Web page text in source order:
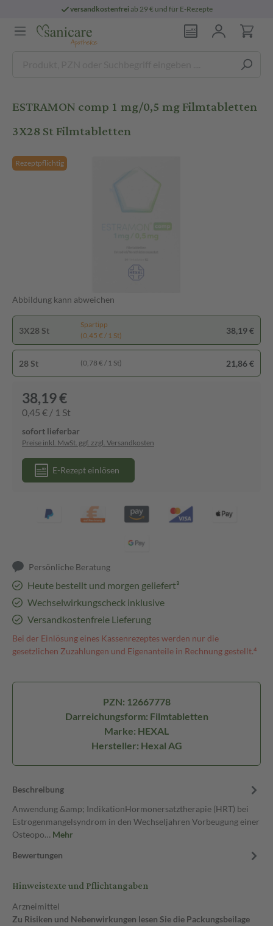
versandkostenfreiab 29 € und für E-Rezepte
ESTRAMON comp 1 mg/0,5 mg Filmtabletten
3X28 St Filmtabletten
Rezeptpflichtig
Abbildung kann abweichen
3X28 St
Spartipp
(0,45 € / 1 St)
38,19 €
28 St (0,78 € / 1 St) 21,86 €
38,19 €
0,45 € / 1 St
sofort lieferbar
Preise inkl. MwSt. ggf. zzgl. Versandkosten
E-Rezept einlösen
Persönliche Beratung
Heute bestellt und morgen geliefert³
Wechselwirkungscheck inklusive
Versandkostenfreie Lieferung
Bei der Einlösung eines Kassenrezeptes werden nur die
gesetzlichen Zuzahlungen und Eigenanteile in Rechnung gestellt.⁴
PZN: 12667778
Darreichungsform: Filmtabletten
Marke: HEXAL
Hersteller: Hexal AG
Beschreibung
Anwendung &amp; IndikationHormonersatztherapie (HRT) bei
Estrogenmangelsyndrom in den Wechseljahren Vorbeugung einer
Osteopo… Mehr
Bewertungen
Hinweistexte und Pflichtangaben
Arzneimittel
Zu Risiken und Nebenwirkungen lesen Sie die Packungsbeilage